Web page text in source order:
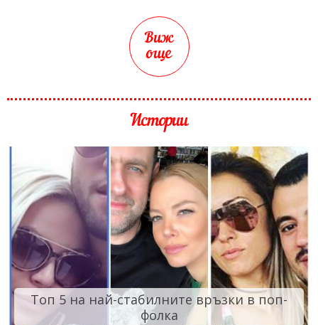
Виж
още
Истории
Топ 5 на най-стабилните връзки в поп-
фолка